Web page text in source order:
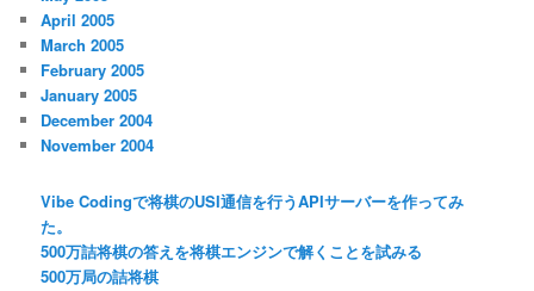
April 2005
March 2005
February 2005
January 2005
December 2004
November 2004
Vibe Codingで将棋のUSI通信を行うAPIサーバーを作ってみ
た。
500万詰将棋の答えを将棋エンジンで解くことを試みる
500万局の詰将棋